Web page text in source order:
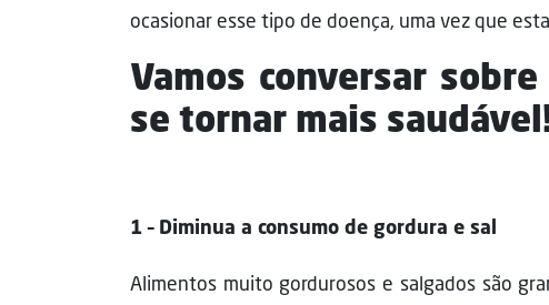
ocasionar esse tipo de doença, uma vez que
Vamos conversar
se tornar mais
1 – Diminua a consumo de gordura e sal
Alimentos muito gordurosos e salgados são